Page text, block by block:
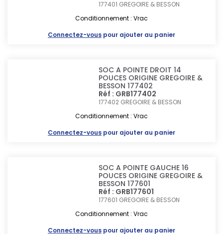
177401 GREGOIRE & BESSON
Conditionnement : Vrac
Connectez-vous pour ajouter au panier
SOC A POINTE DROIT 14
POUCES ORIGINE GREGOIRE &
BESSON 177402
Réf : GRB177402
177402 GREGOIRE & BESSON
Conditionnement : Vrac
Connectez-vous pour ajouter au panier
SOC A POINTE GAUCHE 16
POUCES ORIGINE GREGOIRE &
BESSON 177601
Réf : GRB177601
177601 GREGOIRE & BESSON
Conditionnement : Vrac
Connectez-vous pour ajouter au panier